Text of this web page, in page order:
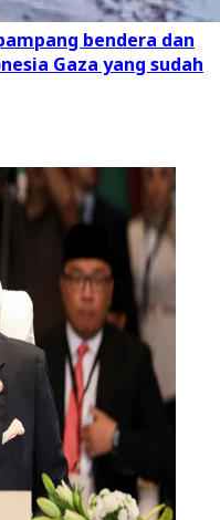
bendera dan
Gaza yang sudah